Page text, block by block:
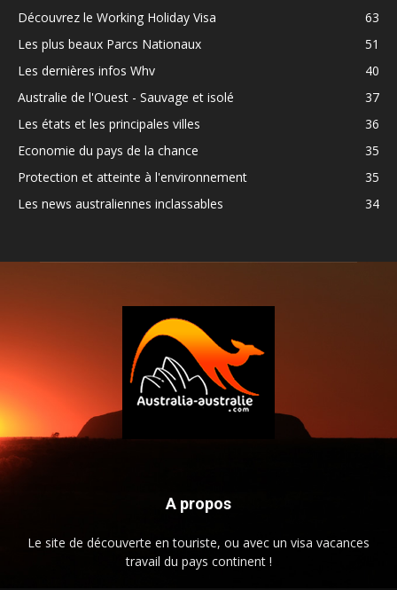
Découvrez le Working Holiday Visa
63
Les plus beaux Parcs Nationaux
51
Les dernières infos Whv
40
Australie de l'Ouest - Sauvage et isolé
37
Les états et les principales villes
36
Economie du pays de la chance
35
Protection et atteinte à l'environnement
35
Les news australiennes inclassables
34
A propos
Le site de découverte en touriste, ou avec un visa vacances
travail du pays continent !